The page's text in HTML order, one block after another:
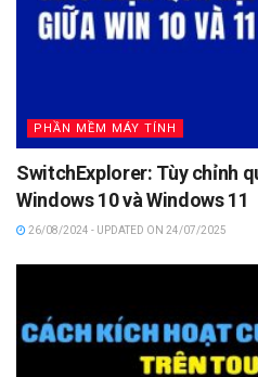
PHẦN MỀM MÁY TÍNH
SwitchExplorer: Tùy chỉnh
Windows 10 và Windows 11
26/08/2024 - UPDATED ON 24/07/2025